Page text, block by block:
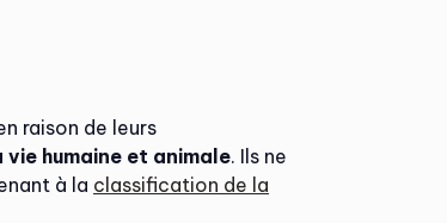
raison de leurs
humaine et animale. Ils ne
à la classification de la